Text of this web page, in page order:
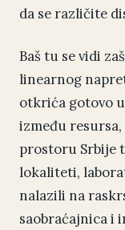
da se različite
Baš tu se vidi
linearnog
otkrića gotovo
između
prostoru Srbije
lokaliteti,
nalazili na
saobraćajnica i